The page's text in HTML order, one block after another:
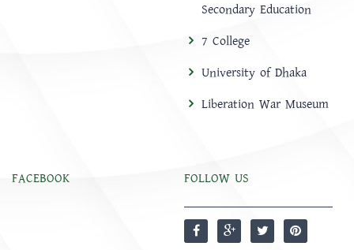
Secondary Education
7 College
University of Dhaka
Liberation War Museum
FACEBOOK FOLLOW US